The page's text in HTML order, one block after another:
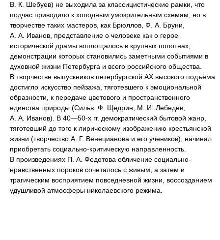
В. К. Шебуев) не выходила за классицистические рамки, что
подчас приводило к холодным умозрительным схемам, но в
творчестве таких мастеров, как Брюллов, Ф. А. Бруни,
А. А. Иванов, представление о человеке как о герое
исторической драмы воплощалось в крупных полотнах,
демонстрации которых становились заметными событиями в
духовной жизни Петербурга и всего российского общества.
В творчестве выпускников петербургской АХ высокого подъёма
достигло искусство пейзажа, тяготевшего к эмоциональной
образности, к передаче цветового и пространственного
единства природы (Сильв. Ф. Щедрин, М. И. Лебедев,
А. А. Иванов). В 40—50-х гг. демократический бытовой жанр,
тяготевший до того к лирическому изображению крестьянской
жизни (творчество А. Г. Венецианова и его учеников), начинал
приобретать социально-критическую направленность.
В произведениях П. А. Федотова обличение социально-
нравственных пороков сочеталось с живым, а затем и
трагическим восприятием повседневной жизни, воссозданием
удушливой атмосферы николаевского режима.